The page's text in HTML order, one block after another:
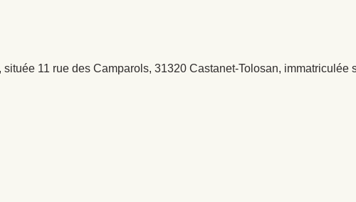
11 rue des Camparols, 31320 Castanet-Tolosan, immatriculée